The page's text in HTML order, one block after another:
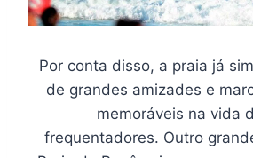
Por conta disso, a praia já
de grandes amizades e
memoráveis na vida
frequentadores. Outro